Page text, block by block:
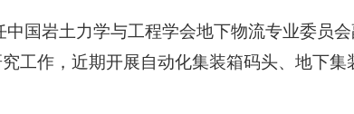
国岩土力学与工程学会地下物流专业委员
工作，近期开展自动化集装箱码头、地下集